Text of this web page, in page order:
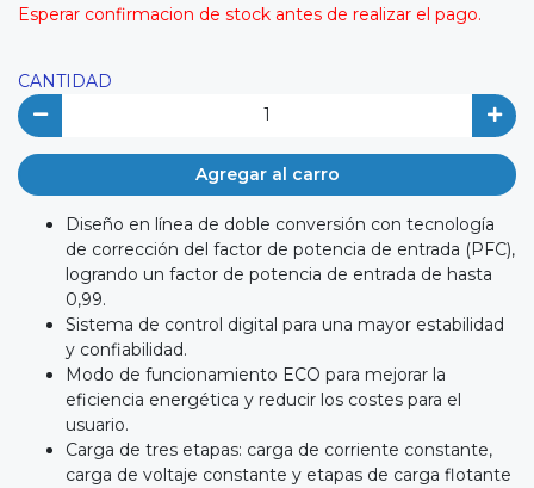
Esperar confirmacion de stock antes de realizar el pago.
CANTIDAD
Agregar al carro
Diseño en línea de doble conversión con tecnología
de corrección del factor de potencia de entrada (PFC),
logrando un factor de potencia de entrada de hasta
0,99.
Sistema de control digital para una mayor estabilidad
y confiabilidad.
Modo de funcionamiento ECO para mejorar la
eficiencia energética y reducir los costes para el
usuario.
Carga de tres etapas: carga de corriente constante,
carga de voltaje constante y etapas de carga flotante